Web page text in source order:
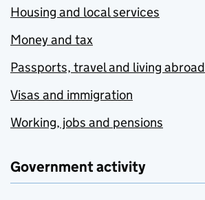
Housing and local services
Money and tax
Passports, travel and living abroad
Visas and immigration
Working, jobs and pensions
Government activity